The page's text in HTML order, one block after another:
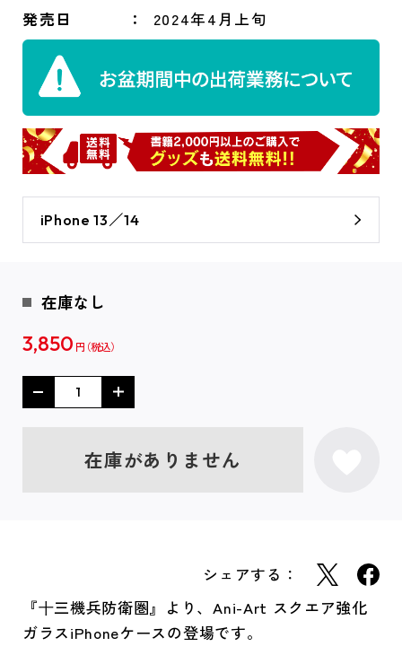
発売日 2024年4月上旬
iPhone 13／14
在庫なし
3,850 円
在庫がありません
シェアする：
『⼗三機兵防衛圏』より、Ani-Art スクエア強化
ガラスiPhoneケースの登場です。